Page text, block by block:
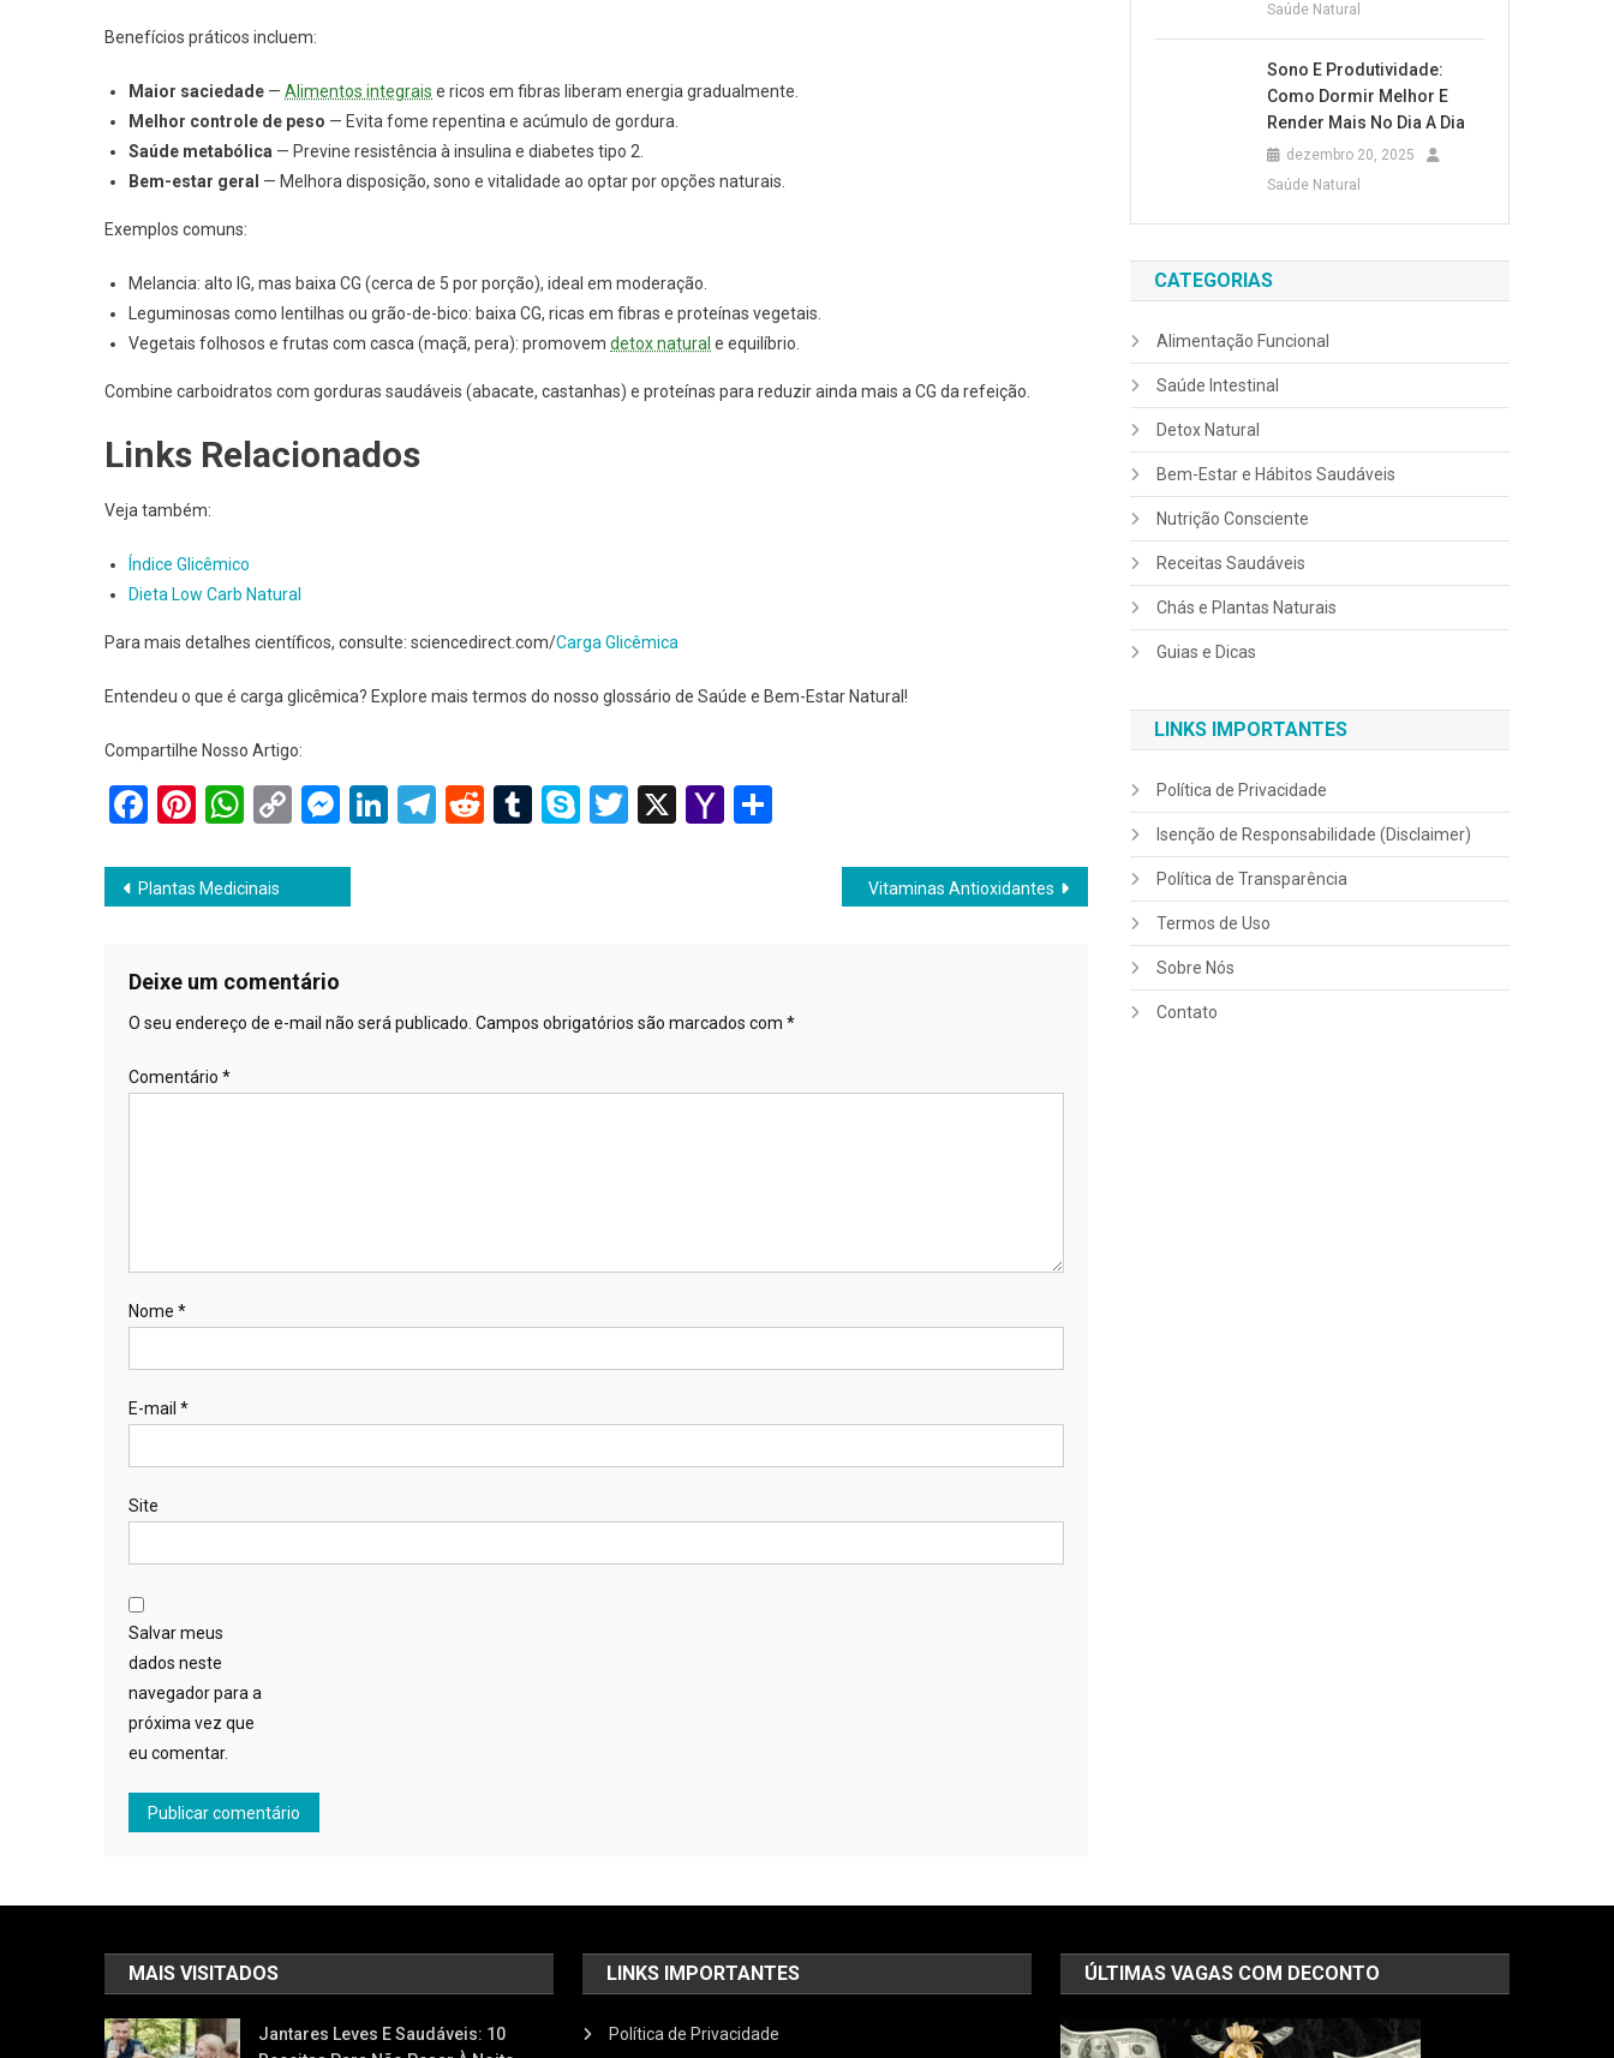
Benefícios práticos incluem:
Maior saciedade — Alimentos integrais e ricos em fibras liberam energia gradualmente.
Melhor controle de peso — Evita fome repentina e acúmulo de gordura.
Saúde metabólica — Previne resistência à insulina e diabetes tipo 2.
Bem-estar geral — Melhora disposição, sono e vitalidade ao optar por opções naturais.
Exemplos comuns:
Melancia: alto IG, mas baixa CG (cerca de 5 por porção), ideal em moderação.
Leguminosas como lentilhas ou grão-de-bico: baixa CG, ricas em fibras e proteínas vegetais.
Vegetais folhosos e frutas com casca (maçã, pera): promovem detox natural e equilíbrio.
Combine carboidratos com gorduras saudáveis (abacate, castanhas) e proteínas para reduzir ainda mais a CG da refeição.
Links Relacionados
Veja também:
Índice Glicêmico
Dieta Low Carb Natural
Para mais detalhes científicos, consulte: sciencedirect.com/Carga Glicêmica
Entendeu o que é carga glicêmica? Explore mais termos do nosso glossário de Saúde e Bem-Estar Natural!
Compartilhe Nosso Artigo:
Facebook
Pinterest
WhatsApp
CopyMessenger
LinkedIn
Telegram
RedditTumblr
SkypeTwitter
X
Yahoo
Navegação
Post
Plantas Medicinais Vitaminas Antioxidantes
Deixe um comentário
O seu endereço de e-mail não será publicado. Campos obrigatórios são marcados com *
Comentário *
Nome *
E-mail *
Site
Salvar meus
dados neste
navegador para a
próxima vez que
eu comentar.
Saúde Natural
Sono E Produtividade:
Como Dormir Melhor E
Render Mais No Dia A Dia
dezembro 20, 2025
Saúde Natural
CATEGORIAS
Alimentação Funcional
Saúde Intestinal
Detox Natural
Bem-Estar e Hábitos Saudáveis
Nutrição Consciente
Receitas Saudáveis
Chás e Plantas Naturais
Guias e Dicas
LINKS IMPORTANTES
Política de Privacidade
Isenção de Responsabilidade (Disclaimer)
Política de Transparência
Termos de Uso
Sobre Nós
Contato
MAIS VISITADOS
Jantares Leves E Saudáveis: 10
LINKS IMPORTANTES
Política de Privacidade
ÚLTIMAS VAGAS COM DECONTO